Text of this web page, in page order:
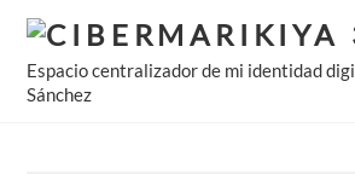
Skip
content
Espacio centralizador de mi identidad
Sánchez